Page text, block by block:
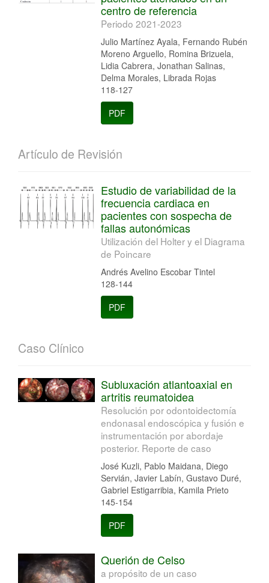
centro de referencia
Periodo 2021-2023
Julio Martínez Ayala, Fernando Rubén
Moreno Arguello, Romina Brizuela,
Lidia Cabrera, Jonathan Salinas,
Delma Morales, Librada Rojas
118-127
PDF
Artículo de Revisión
Estudio de variabilidad de la
frecuencia cardiaca en
pacientes con sospecha de
fallas autonómicas
Utilización del Holter y el Diagrama
de Poincare
Andrés Avelino Escobar Tintel
128-144
PDF
Caso Clínico
Subluxación atlantoaxial en
artritis reumatoidea
Resolución por odontoidectomía
endonasal endoscópica y fusión e
instrumentación por abordaje
posterior. Reporte de caso
José Kuzli, Pablo Maidana, Diego
Servián, Javier Labín, Gustavo Duré,
Gabriel Estigarribia, Kamila Prieto
145-154
PDF
Querión de Celso
a propósito de un caso